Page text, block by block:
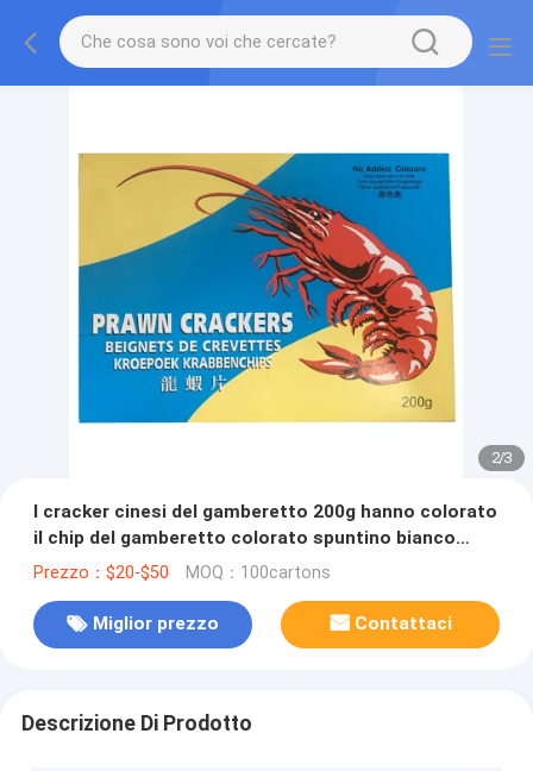
2/3
I cracker cinesi del gamberetto 200g hanno colorato
il chip del gamberetto colorato spuntino bianco
rosso
Prezzo：$20-$50 MOQ：100cartons
Miglior prezzo Contattaci
Descrizione Di Prodotto